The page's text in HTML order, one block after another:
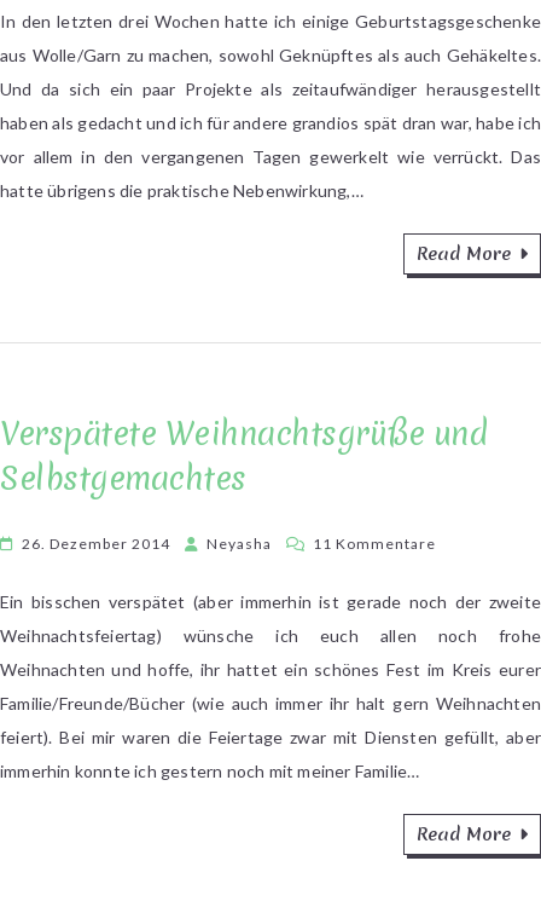
und
Finger
rauchen
In den letzten drei Wochen hatte ich einige Geburtstagsgeschenke
aus Wolle/Garn zu machen, sowohl Geknüpftes als auch Gehäkeltes.
Und da sich ein paar Projekte als zeitaufwändiger herausgestellt
haben als gedacht und ich für andere grandios spät dran war, habe ich
vor allem in den vergangenen Tagen gewerkelt wie verrückt. Das
hatte übrigens die praktische Nebenwirkung,…
Read More
Verspätete Weihnachtsgrüße und
Selbstgemachtes
26. Dezember 2014 Neyasha 11 Kommentare
Ein bisschen verspätet (aber immerhin ist gerade noch der zweite
Weihnachtsfeiertag) wünsche ich euch allen noch frohe
Weihnachten und hoffe, ihr hattet ein schönes Fest im Kreis eurer
Familie/Freunde/Bücher (wie auch immer ihr halt gern Weihnachten
feiert). Bei mir waren die Feiertage zwar mit Diensten gefüllt, aber
immerhin konnte ich gestern noch mit meiner Familie…
Read More